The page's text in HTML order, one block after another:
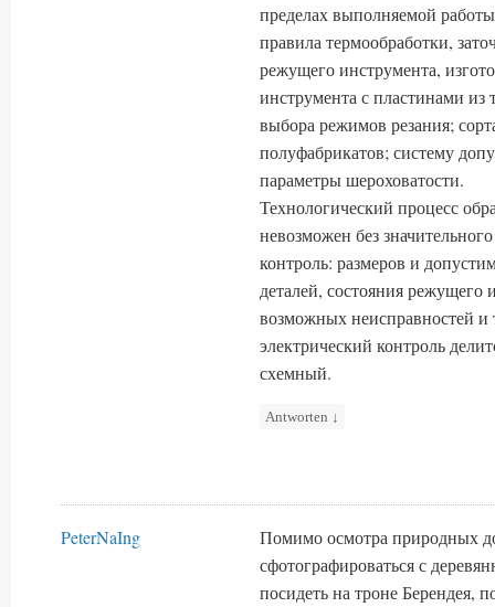
пределах выполняемой
правила термообработки,
режущего инструмента,
инструмента с пластинами
выбора режимов резания;
полуфабрикатов; систему
параметры шероховатости.
Технологический процесс
невозможен без
контроль: размеров и
деталей, состояния
возможных неисправностей
электрический контроль
схемный.
Antworten ↓
PeterNaIng
Помимо осмотра природных
сфотографироваться с
посидеть на троне Берендея,